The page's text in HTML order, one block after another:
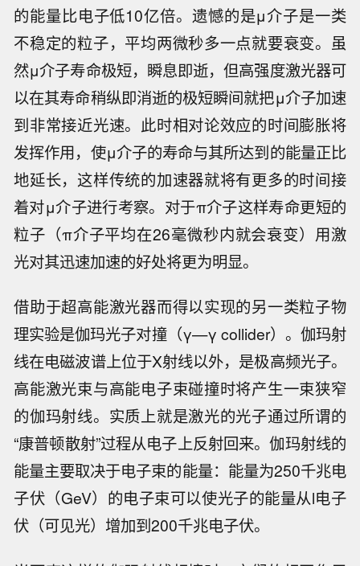
的能量比电子低10亿倍。遗憾的是μ介子是一类
不稳定的粒子，平均两微秒多一点就要衰变。虽
然μ介子寿命极短，瞬息即逝，但高强度激光器可
以在其寿命稍纵即消逝的极短瞬间就把μ介子加速
到非常接近光速。此时相对论效应的时间膨胀将
发挥作用，使μ介子的寿命与其所达到的能量正比
地延长，这样传统的加速器就将有更多的时间接
着对μ介子进行考察。对于π介子这样寿命更短的
粒子（π介子平均在26毫微秒内就会衰变）用激
光对其迅速加速的好处将更为明显。
借助于超高能激光器而得以实现的另一类粒子物
理实验是伽玛光子对撞（γ—γ collider）。伽玛射
线在电磁波谱上位于X射线以外，是极高频光子。
高能激光束与高能电子束碰撞时将产生一束狭窄
的伽玛射线。实质上就是激光的光子通过所谓的
“康普顿散射”过程从电子上反射回来。伽玛射线的
能量主要取决于电子束的能量：能量为250千兆电
子伏（GeV）的电子束可以使光子的能量从l电子
伏（可见光）增加到200千兆电子伏。